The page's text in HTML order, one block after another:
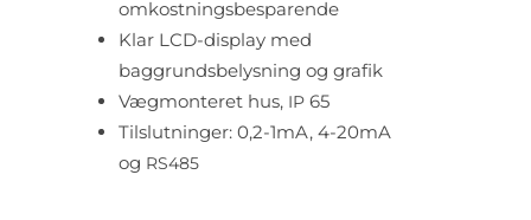
omkostningsbesparende
Klar LCD-display med
baggrundsbelysning og grafik
Vægmonteret hus, IP65
Tilslutninger: 0,2-1mA, 4-20mA
og RS485